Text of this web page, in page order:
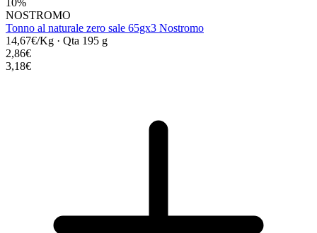
NOSTROMO
Tonno al naturale zero sale 65gx3 Nostromo
14,67€/Kg · Qta 195 g
2,86€
3,18€